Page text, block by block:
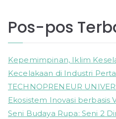
Pos-pos
Kepemimpinan, Iklim
Kecelakaan di Industri
TECHNOPRENEUR
Ekosistem Inovasi berbasis
Seni Budaya Rupa: Seni 2